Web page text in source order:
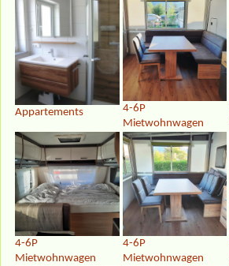
Appartements
4-6P
Mietwohnwagen
4-6P
Mietwohnwagen
4-6P
Mietwohnwagen